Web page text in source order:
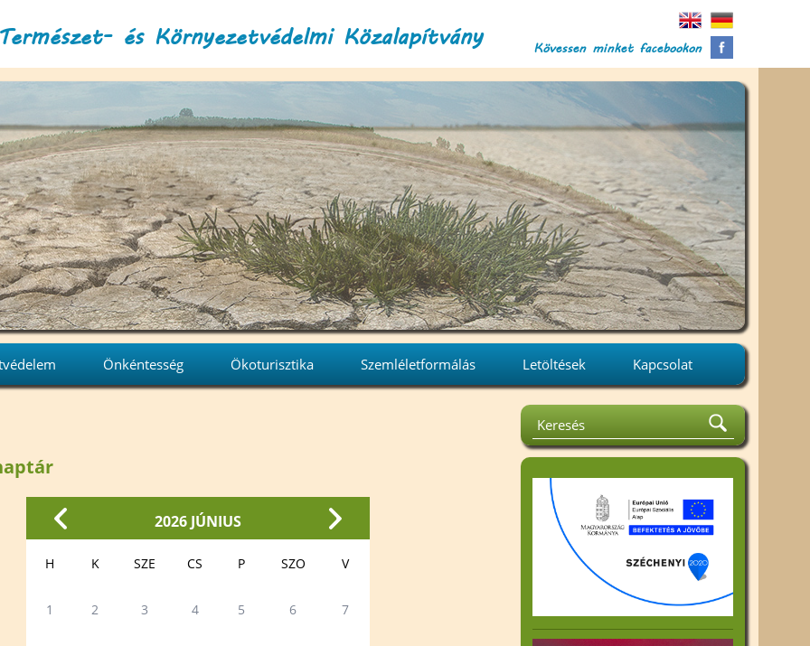
és Környezetvédelmi Közalapítvány Kövessen minket facebookon
Önkéntesség Ökoturisztika Szemléletformálás
Előadások
Letöltések
Közhasznúsági jelentés
Felhívások
Kiadványok
Beszámoló az 1%
felhasználásáról
Kapcsolat
2026 JÚNIUS
H K SZE CS P SZO V
1 2 3 4 5 6 7